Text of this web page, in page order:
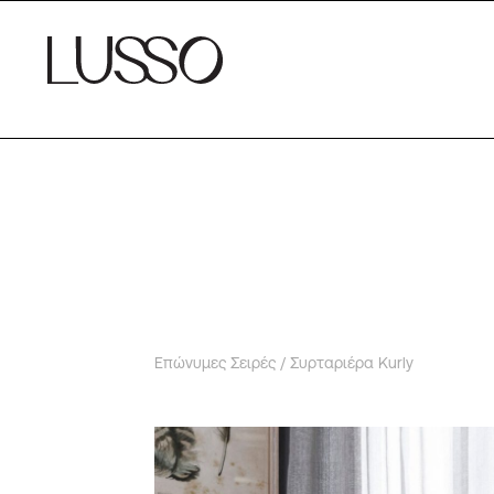
Επώνυμες Σειρές / Συρταριέρα Kurly